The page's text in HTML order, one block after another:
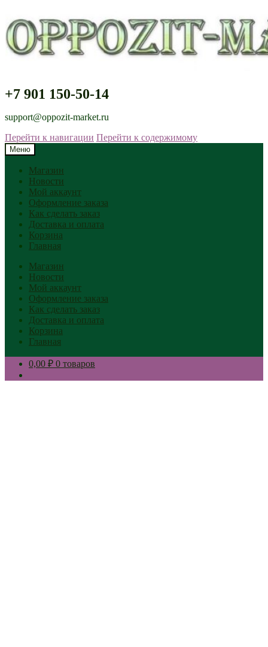
+7 901 150-50-14
support@oppozit-market.ru
Перейти к навигации Перейти к содержимому
Меню
Магазин
Новости
Мой аккаунт
Оформление заказа
Как сделать заказ
Доставка и оплата
Корзина
Главная
Магазин
Новости
Мой аккаунт
Оформление заказа
Как сделать заказ
Доставка и оплата
Корзина
Главная
0,00 ₽ 0 товаров